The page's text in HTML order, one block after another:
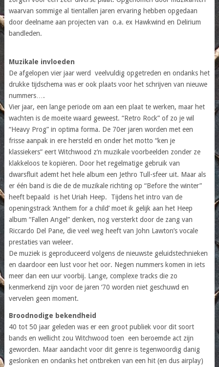
waarvan sommige al tientallen jaren ervaring hebben opgedaan
door deelname aan projecten van o.a. ex Hawkwind en Delirium
bandleden.
Muzikale invloeden
De afgelopen vier jaar werd veelvuldig opgetreden en ondanks het
drukke tijdschema was er ook plaats voor het schrijven van nieuwe
nummers….
Vier jaar, een lange periode om aan een plaat te werken, maar het
wachten is de moeite waard geweest. “Retro Rock” of zo je wil
“Heavy Prog” in optima forma. De 70er jaren worden met een
frisse aanpak in ere hersteld en onder het motto “ken je
klassiekers” eert Witchwood z’n muzikale voorbeelden zonder ze
klakkeloos te kopiëren. Door het regelmatige gebruik van
dwarsfluit ademt het hele album een Jethro Tull-sfeer uit. Maar als
er één band is die de de muzikale richting op “Before the winter”
heeft bepaald is het Uriah Heep. Tijdens het intro van de
openingstrack ‘Anthem for a child’ moet ik gelijk aan het Heep
album “Fallen Angel” denken, nog versterkt door de zang van
Riccardo Del Pane, die veel weg heeft van John Lawton’s vocale
prestaties van weleer.
De muziek is geproduceerd volgens de nieuwste geluidstechnieken
en daardoor een lust voor het oor. Negen nummers komen in iets
meer dan een uur voorbij. Lange, complexe tracks die zo
kenmerkend zijn voor de jaren ‘70 worden niet geschuwd en
vervelen geen moment.
Broodnodige bekendheid
40 tot 50 jaar geleden was er een groot publiek voor dit soort
bands en wellicht zou Witchwood toen een beroemde act zijn
geworden. Maar aandacht voor dit genre is tegenwoordig danig
geslonken en ondanks het ontbreken van een hit (en dus airplay)